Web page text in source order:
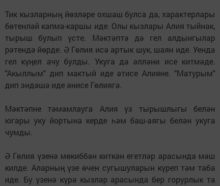
Тик кызларның йөзләре охшаш булса да, характерлары
бөтенләй капма-каршы иде. Олы кызлары Алия тыйнак,
тырыш булып үсте. Мәктәптә дә гел алдынгылар
рәтендә йөрде. Ә Гөлия исә артык шук, шаян иде. Уенда
гел күңел ачу булды. Укуга да әлләни исе китмәде.
"Акыллым" дип мактый иде әтисе Алияне. "Матурым"
дип эндәшә иде әнисе Гөлиягә.
Мәктәпне тәмамлауга Алия үз тырышлыгы белән
югары уку йортына керде һәм баш-аягы белән укуга
чумды.
Ә Гөлия үзенә мөкиббән киткән егетләр арасында мәш
килде. Аларның үзе өчен сугышуларын күреп тәм таба
иде. Бу үзенә күрә кызлар арасында бер горурлык та